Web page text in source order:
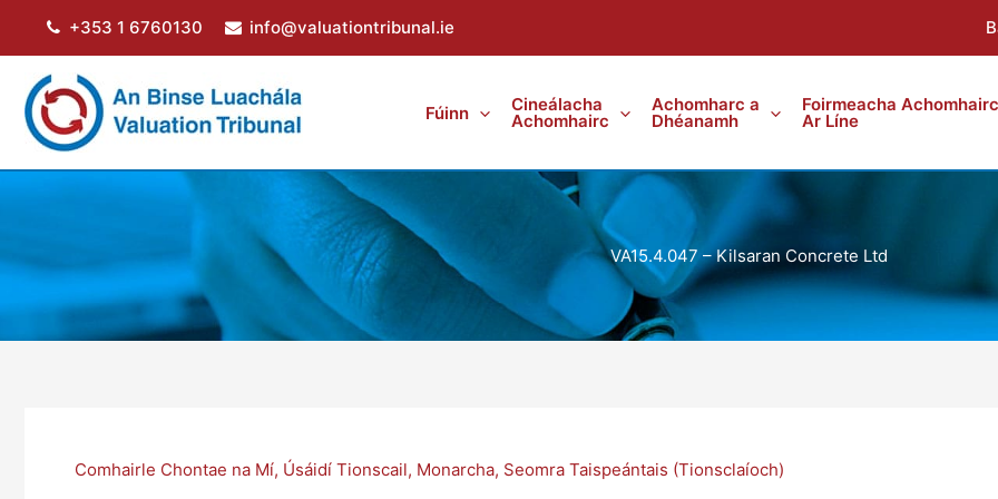
+353 1 6760130 info@valuationtribunal.ie
Fúinn Cineálacha
Achomhairc
Achomharc a
Dhéanamh
Foirmeacha Achomhairc
Ar Líne
VA15.4.047 – Kilsaran Concrete Ltd
Comhairle Chontae na Mí, Úsáidí Tionscail, Monarcha, Seomra Taispeántais (Tionsclaíoch)